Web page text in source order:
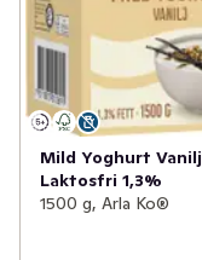
Mild Yoghurt Vanilj
Laktosfri 1,3%
1500 g, Arla Ko®